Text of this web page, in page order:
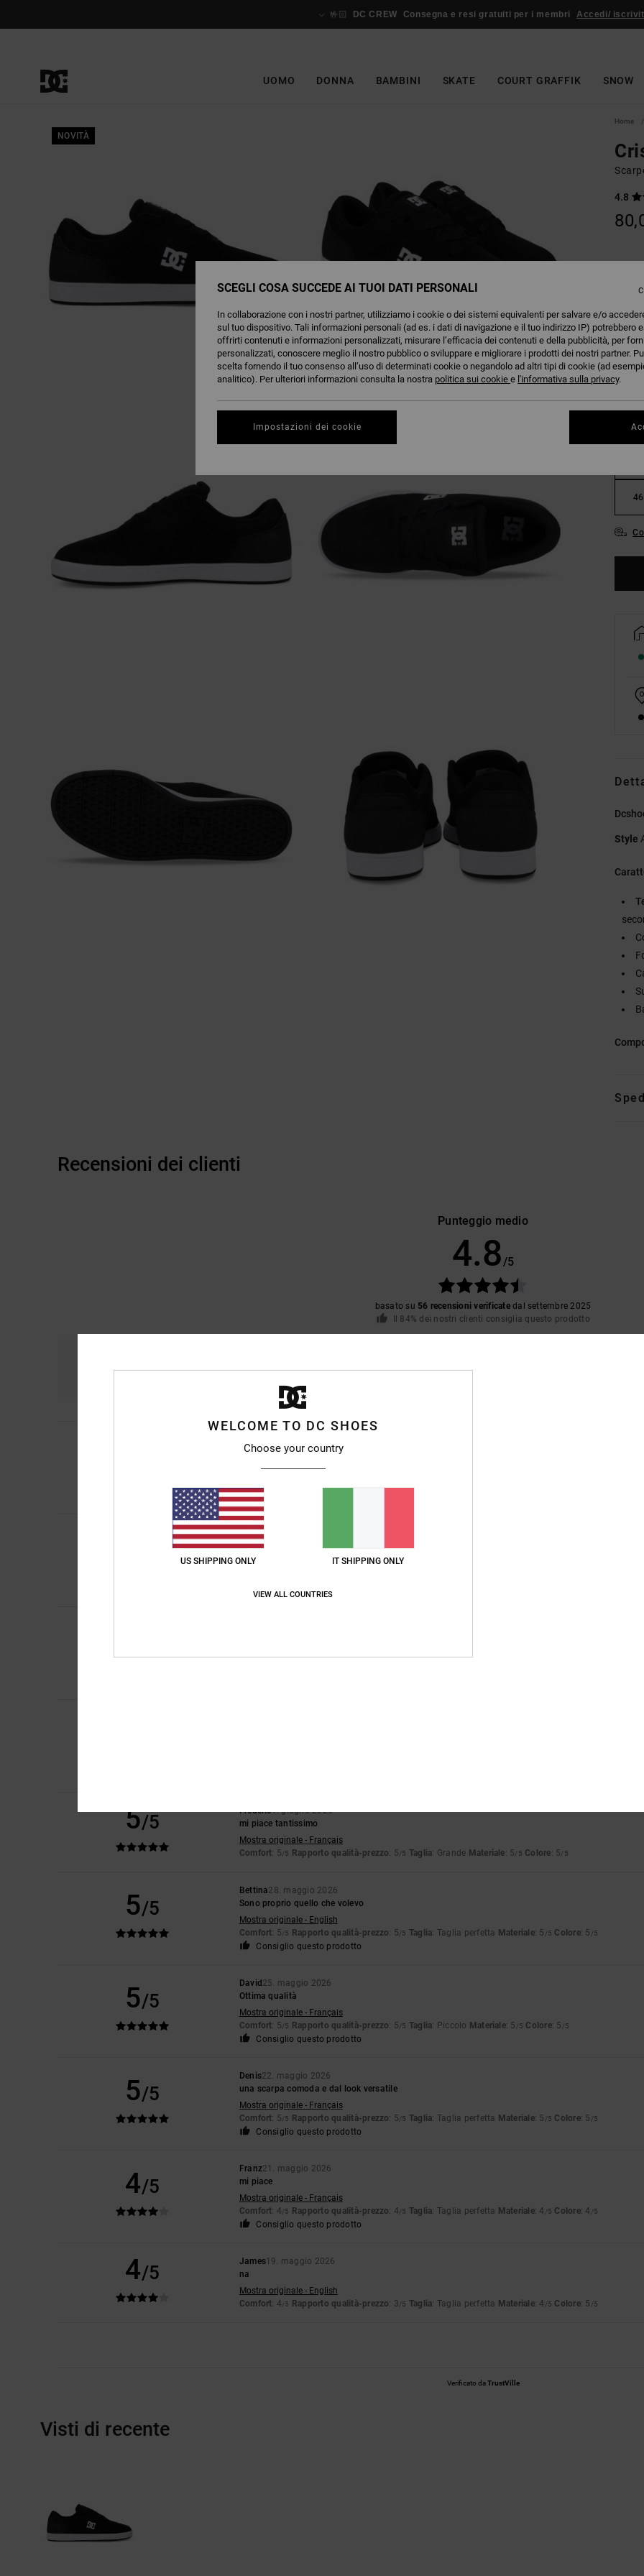
🤟🏻 DC CREW Consegna e resi gratuiti per i membri Accedi/
UOMO DONNA BAMBINI SKATE COURT GRAFFIK SNOW
NOVITÀ
Home
4.8
38
46
Style
Recensioni dei clienti
Punteggio medio
4.8/5
basato su 56 recensioni verificatedal settembre 2025
Il 84% dei nostri clienti consiglia questo prodotto
4.7
4.6
Sono vostro cliente da anni e non sono mai rimasto deluso. Le scarpe durano a lungo
Mostra originale - Français
Consiglio questo prodotto
Mikel26. giugno 2026
Perché sono le uniche che usa mio figlio, le altre non gli piacciono
Mostra originale - Castellano
Mostra originale - Français
5/5
Frédéric1. giugno 2026
mi piace tantissimo
Mostra originale - Français
Comfort: 5/5 Rapporto qualità-prezzo: 5/5 Taglia: Grande Materiale: 5/5 Colore: 5/5
5/5
Bettina28. maggio 2026
Sono proprio quello che volevo
Mostra originale - English
Comfort: 5/5 Rapporto qualità-prezzo: 5/5 Taglia: Taglia perfetta Materiale: 5 /5 Colore: 5 /5
Consiglio questo prodotto
5/5
David25. maggio 2026
Ottima qualità
Mostra originale - Français
Comfort: 5/5 Rapporto qualità-prezzo: 5/5 Taglia: Piccolo Materiale: 5 /5 Colore: 5 /5
Consiglio questo prodotto
5/5
Denis22. maggio 2026
una scarpa comoda e dal look versatile
Mostra originale - Français
Comfort: 5/5 Rapporto qualità-prezzo: 5/5 Taglia: Taglia perfetta Materiale: 5 /5 Colore: 5 /5
Consiglio questo prodotto
4/5
Franz21. maggio 2026
mi piace
Mostra originale - Français
Comfort: 4/5 Rapporto qualità-prezzo: 4/5 Taglia: Taglia perfetta Materiale: 4 /5 Colore: 4 /5
Consiglio questo prodotto
4/5
James19. maggio 2026
na
Mostra originale - English
Comfort: 4/5 Rapporto qualità-prezzo: 3/5 Taglia: Taglia perfetta Materiale: 4 /5 Colore: 5 /5
Verificato daTrustVille
Visti di recente
WELCOME TO DC SHOES
Choose your country
US SHIPPING ONLY IT SHIPPING ONLY
VIEW ALL COUNTRIES
SCEGLI COSA SUCCEDE AI TUOI DATI PERSONALI
In collaborazione con i nostri partner, utilizziamo i cookie o dei sistemi equivalenti per salvare e/o
sul tuo dispositivo. Tali informazioni personali (ad es. i dati di navigazione e il tuo indirizzo IP) potrebbero
offrirti contenuti e informazioni personalizzati, misurare l’efficacia dei contenuti e della pubblicità, per
personalizzati, conoscere meglio il nostro pubblico o sviluppare e migliorare i prodotti dei nostri partner.
scelta fornendo il tuo consenso all’uso di determinati cookie o negandolo ad altri tipi di cookie (ad
analitico). Per ulteriori informazioni consulta la nostra politica sui cookie e l'informativa sulla privacy.
Impostazioni dei cookie